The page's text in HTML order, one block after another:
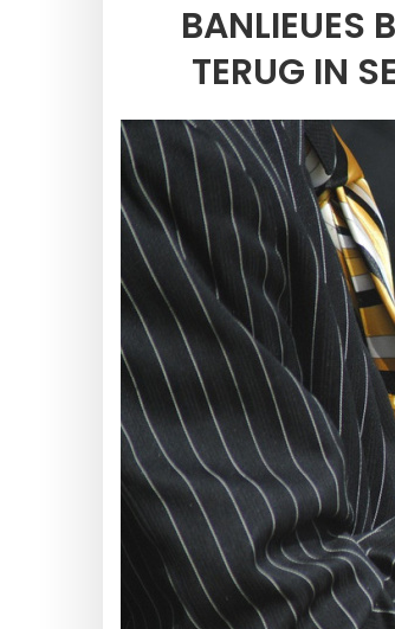
BANLIEUES
TERUG IN